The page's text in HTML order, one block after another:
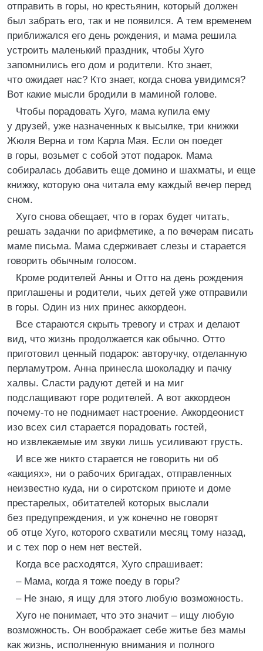
отправить в горы, но крестьянин, который должен
был забрать его, так и не появился. А тем временем
приближался его день рождения, и мама решила
устроить маленький праздник, чтобы Хуго
запомнились его дом и родители. Кто знает,
что ожидает нас? Кто знает, когда снова увидимся?
Вот какие мысли бродили в маминой голове.
Чтобы порадовать Хуго, мама купила ему
у друзей, уже назначенных к высылке, три книжки
Жюля Верна и том Карла Мая. Если он поедет
в горы, возьмет с собой этот подарок. Мама
собиралась добавить еще домино и шахматы, и еще
книжку, которую она читала ему каждый вечер перед
сном.
Хуго снова обещает, что в горах будет читать,
решать задачки по арифметике, а по вечерам писать
маме письма. Мама сдерживает слезы и старается
говорить обычным голосом.
Кроме родителей Анны и Отто на день рождения
приглашены и родители, чьих детей уже отправили
в горы. Один из них принес аккордеон.
Все стараются скрыть тревогу и страх и делают
вид, что жизнь продолжается как обычно. Отто
приготовил ценный подарок: авторучку, отделанную
перламутром. Анна принесла шоколадку и пачку
халвы. Сласти радуют детей и на миг
подслащивают горе родителей. А вот аккордеон
почему-то не поднимает настроение. Аккордеонист
изо всех сил старается порадовать гостей,
но извлекаемые им звуки лишь усиливают грусть.
И все же никто старается не говорить ни об
«акциях», ни о рабочих бригадах, отправленных
неизвестно куда, ни о сиротском приюте и доме
престарелых, обитателей которых выслали
без предупреждения, и уж конечно не говорят
об отце Хуго, которого схватили месяц тому назад,
и с тех пор о нем нет вестей.
Когда все расходятся, Хуго спрашивает:
– Мама, когда я тоже поеду в горы?
– Не знаю, я ищу для этого любую возможность.
Хуго не понимает, что это значит – ищу любую
возможность. Он воображает себе житье без мамы
как жизнь, исполненную внимания и полного